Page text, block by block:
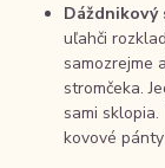
Dáždnikový
uľahči
samozrejme
stromčeka.
sami
kovové